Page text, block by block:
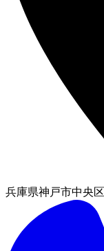
兵庫県神戸市中央